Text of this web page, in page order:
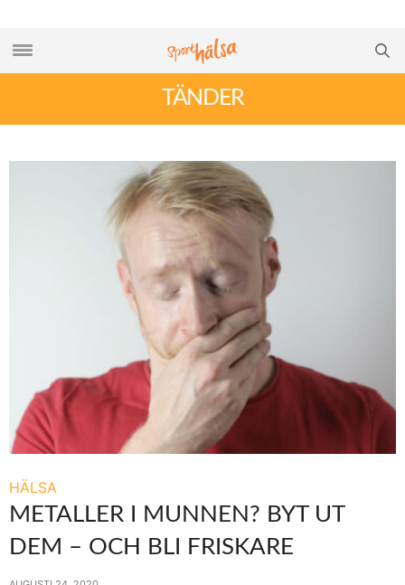
TÄNDER
HÄLSA
METALLER I MUNNEN? BYT UT
DEM – OCH BLI FRISKARE